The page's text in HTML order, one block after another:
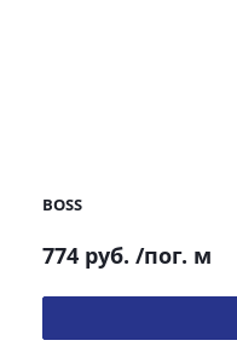
BOSS
774 руб. /пог. м